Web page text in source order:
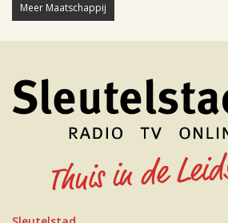
Meer Maatschappij